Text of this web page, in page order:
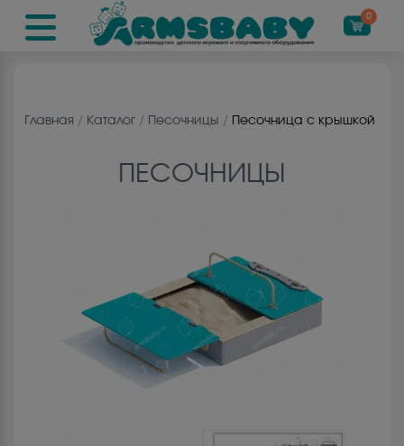
0
Главная / Каталог / Песочницы / Песочница с крышкой
ПЕСОЧНИЦЫ